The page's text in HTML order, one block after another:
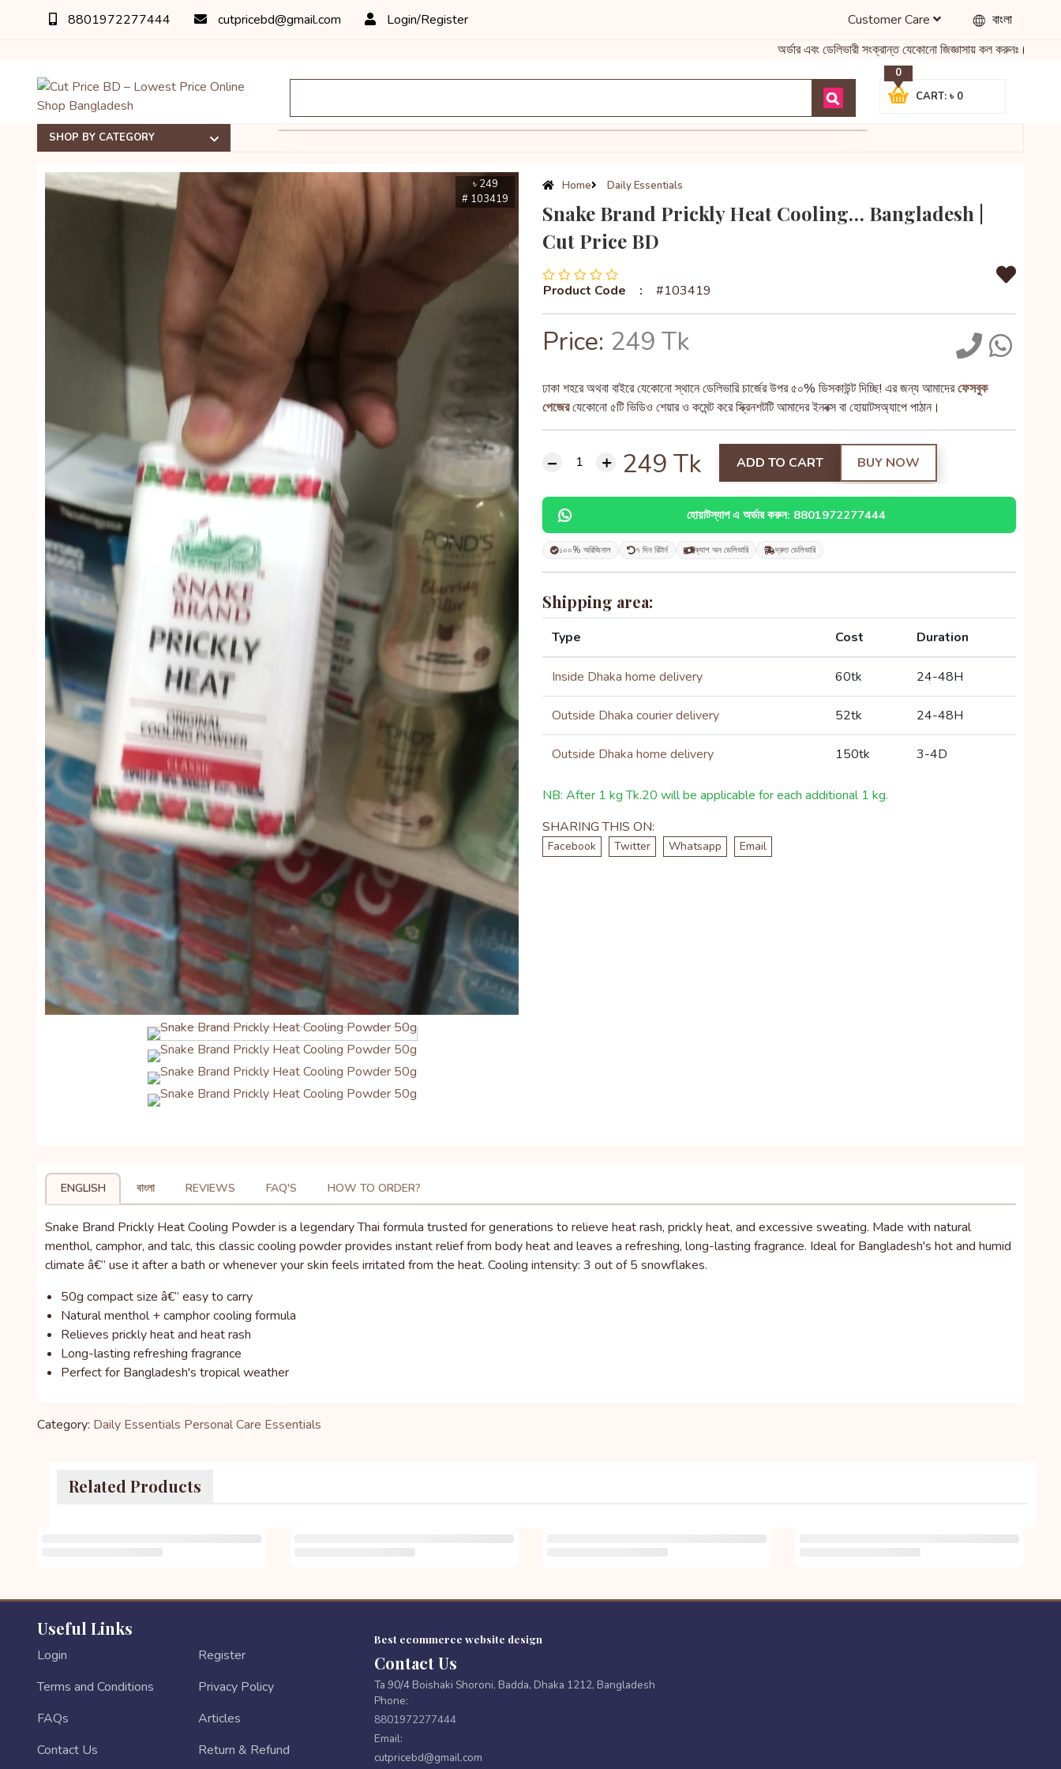
8801972277444 cutpricebd@gmail.com Login/Register বাংলা
Customer Care
অর্ডার এবং ডেলিভারী সংক্রান্ত যেকোনো জিজ্ঞাসায় কল করুনঃ (
CART: ৳ 0
0
SHOP BY CATEGORY
৳ 249
# 103419
Home Daily Essentials
Snake Brand Prickly Heat Cooling… Bangladesh |
Cut Price BD
Product Code : #103419
Price: 249 Tk
ঢাকা শহরে অথবা বাইরে যেকোনো স্থানে ডেলিভারি চার্জের উপর ৫০% ডিসকাউন্ট দিচ্ছি! এর জন্য আমাদেরফেসবুক
পেজেরযেকোনো ৫টি ভিডিও শেয়ার ও কমেন্ট করে স্ক্রিনশটটি আমাদের ইনবক্স বা হোয়াটসঅ্যাপে পাঠান।
249 Tk ADD TO CART BUY NOW
হোয়াটস্যাপ এ অর্ডার করুন: 8801972277444
১০০% অরিজিনাল ৭ দিন রিটার্ন ক্যাশ অন ডেলিভারি দ্রুত ডেলিভারি
Shipping area:
Type Cost Duration
Inside Dhaka home delivery 60tk 24-48H
Outside Dhaka courier delivery 52tk 24-48H
Outside Dhaka home delivery 150tk 3-4D
NB: After 1 kg Tk.20 will be applicable for each additional 1 kg.
SHARING THIS ON:
Facebook Twitter Whatsapp Email
ENGLISH বাংলা REVIEWS FAQ'S HOW TO ORDER?
Snake Brand Prickly Heat Cooling Powder is a legendary Thai formula trusted for generations to relieve heat rash, prickly heat, and excessive sweating. Made with natural
menthol, camphor, and talc, this classic cooling powder provides instant relief from body heat and leaves a refreshing, long-lasting fragrance. Ideal for Bangladesh's hot and humid
climate â€” use it after a bath or whenever your skin feels irritated from the heat. Cooling intensity: 3 out of 5 snowflakes.
50g compact size â€” easy to carry
Natural menthol + camphor cooling formula
Relieves prickly heat and heat rash
Long-lasting refreshing fragrance
Perfect for Bangladesh's tropical weather
Category: Daily Essentials Personal Care Essentials
Related Products
Useful Links
Login
Register
Terms and Conditions
Privacy Policy
FAQs
Articles
Contact Us
Return & Refund
Best ecommerce website design
Contact Us
Ta 90/4 Boishaki Shoroni, Badda, Dhaka 1212, Bangladesh
Phone:
8801972277444
Email:
cutpricebd@gmail.com